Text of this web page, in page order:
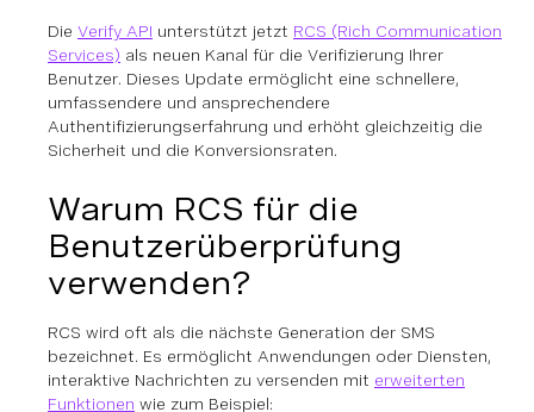
Die Verify API unterstützt jetzt RCS (Rich Communication
Services) als neuen Kanal für die Verifizierung Ihrer
Benutzer. Dieses Update ermöglicht eine schnellere,
umfassendere und ansprechendere
Authentifizierungserfahrung und erhöht gleichzeitig die
Sicherheit und die Konversionsraten.
Warum RCS für die
Benutzerüberprüfung
verwenden?
RCS wird oft als die nächste Generation der SMS
bezeichnet. Es ermöglicht Anwendungen oder Diensten,
interaktive Nachrichten zu versenden mit erweiterten
Funktionen wie zum Beispiel: